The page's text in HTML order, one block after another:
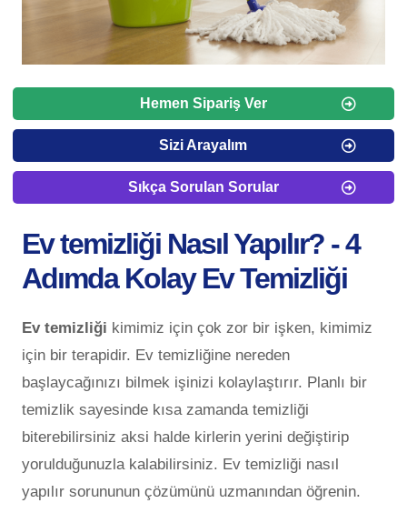
Hemen Sipariş Ver
Sizi Arayalım
Sıkça Sorulan Sorular
Ev temizliği Nasıl Yapılır? - 4
Adımda Kolay Ev Temizliği
Ev temizliği kimimiz için çok zor bir işken, kimimiz
için bir terapidir. Ev temizliğine nereden
başlaycağınızı bilmek işinizi kolaylaştırır. Planlı bir
temizlik sayesinde kısa zamanda temizliği
biterebilirsiniz aksi halde kirlerin yerini değiştirip
yorulduğunuzla kalabilirsiniz. Ev temizliği nasıl
yapılır sorununun çözümünü uzmanından öğrenin.